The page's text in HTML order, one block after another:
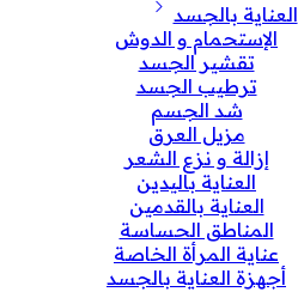
العناية بالجسد
الإستحمام و الدوش
تقشير الجسد
ترطيب الجسد
شد الجسم
مزيل العرق
إزالة و نزع الشعر
العناية باليدين
العناية بالقدمين
المناطق الحساسة
عناية المرأة الخاصة
أجهزة العناية بالجسد